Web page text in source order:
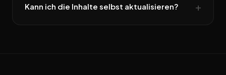
Kann ich die Inhalte selbst aktualisieren?